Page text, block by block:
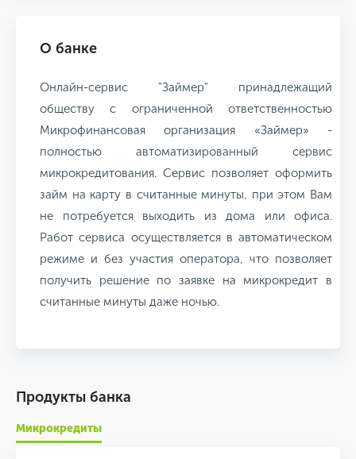
О банке
Онлайн-сервис "Займер" принадлежащий
обществу с ограниченной ответственностью
Микрофинансовая организация «Займер» -
полностью автоматизированный сервис
микрокредитования. Сервис позволяет оформить
займ на карту в считанные минуты, при этом Вам
не потребуется выходить из дома или офиса.
Работ сервиса осуществляется в автоматическом
режиме и без участия оператора, что позволяет
получить решение по заявке на микрокредит в
считанные минуты даже ночью.
Продукты банка
Микрокредиты